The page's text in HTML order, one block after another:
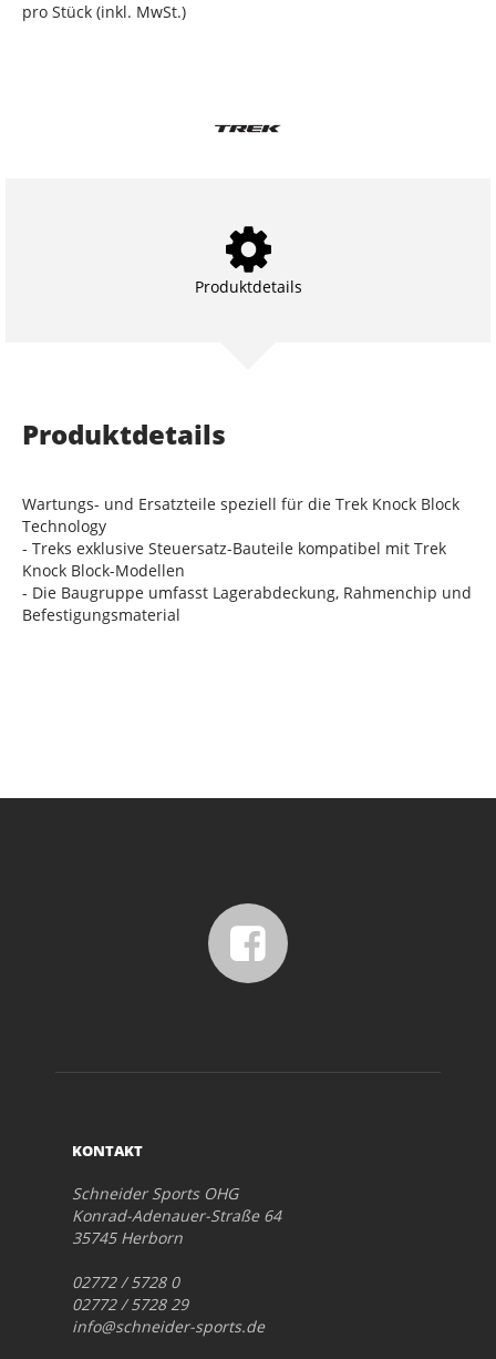
pro Stück (inkl. MwSt.)
Produktdetails
Produktdetails
Wartungs- und Ersatzteile speziell für die Trek Knock Block
Technology
- Treks exklusive Steuersatz-Bauteile kompatibel mit Trek
Knock Block-Modellen
- Die Baugruppe umfasst Lagerabdeckung, Rahmenchip und
Befestigungsmaterial
KONTAKT
Schneider Sports OHG
Konrad-Adenauer-Straße 64
35745 Herborn
02772 / 5728 0
02772 / 5728 29
info@schneider-sports.de